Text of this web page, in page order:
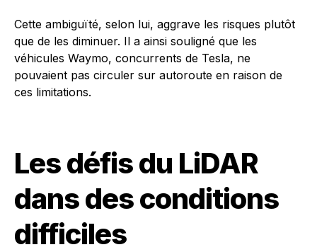
Cette ambiguïté, selon lui, aggrave les risques plutôt
que de les diminuer. Il a ainsi souligné que les
véhicules Waymo, concurrents de Tesla, ne
pouvaient pas circuler sur autoroute en raison de
ces limitations.
Les défis du LiDAR
dans des conditions
difficiles